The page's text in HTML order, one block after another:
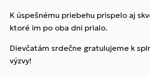
K úspešnému priebehu prispelo aj
ktoré im po oba dni prialo.
Dievčatám srdečne gratulujeme k
výzvy!